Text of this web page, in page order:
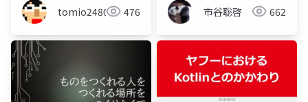
tomio2480 476 市谷聡啓 662